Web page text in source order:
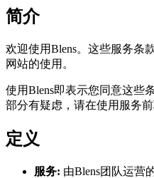
简介
欢迎使用Blens。这些服务条
网站的使用。
使用Blens即表示您同意这些
部分有疑虑，请在使用服务前
定义
服务: 由Blens团队运营